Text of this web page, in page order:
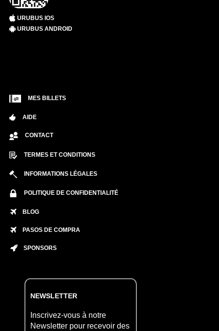
URUBUS IOS
URUBUS ANDROID
MES BILLETS
AIDE
CONTACT
TERMES ET CONDITIONS
INFORMATIONS LÉGALES
POLITIQUE DE CONFIDENTIALITÉ
BLOG
PASOS DE COMPRA
SPONSORS
NEWSLETTER
Inscrivez-vous à notre
Newsletter pour recevoir des